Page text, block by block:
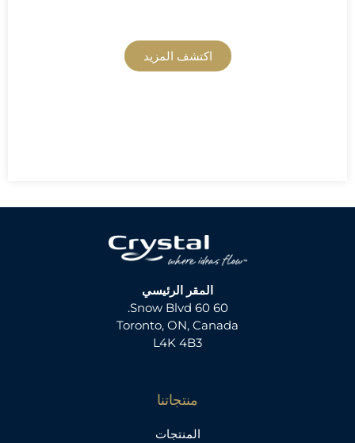
اكتشف المزيد
المقر الرئيسي
60 60 Snow Blvd.
Toronto, ON, Canada
L4K 4B3
منتجاتنا
المنتجات